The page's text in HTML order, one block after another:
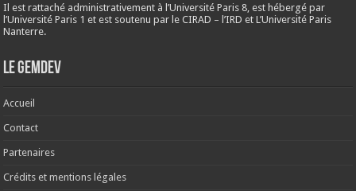
Il est rattaché administrativement à l’Université Paris 8, est hébergé par
l’Université Paris 1 et est soutenu par le CIRAD – l’IRD et L’Université Paris
Nanterre.
Le Gemdev
Accueil
Contact
Partenaires
Crédits et mentions légales